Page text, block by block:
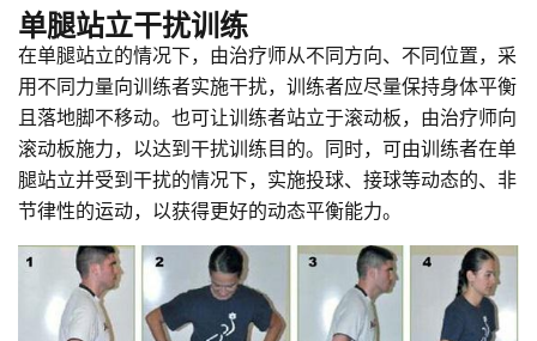
单腿站立干扰训练
在单腿站立的情况下，由治疗师从不同方向、不同位置，采
用不同力量向训练者实施干扰，训练者应尽量保持身体平衡
且落地脚不移动。也可让训练者站立于滚动板，由治疗师向
滚动板施力，以达到干扰训练目的。同时，可由训练者在单
腿站立并受到干扰的情况下，实施投球、接球等动态的、非
节律性的运动，以获得更好的动态平衡能力。